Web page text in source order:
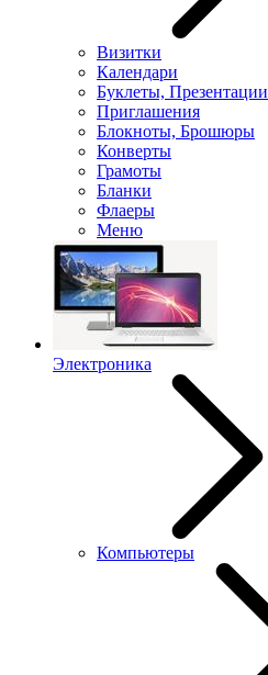
Визитки
Календари
Буклеты, Презентации
Приглашения
Блокноты, Брошюры
Конверты
Грамоты
Бланки
Флаеры
Меню
Электроника
Компьютеры